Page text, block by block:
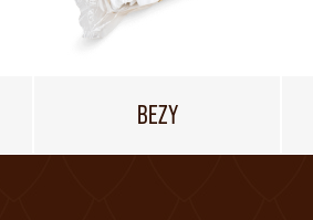
BEZY